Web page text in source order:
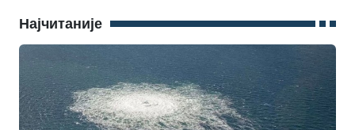
Најчитаније